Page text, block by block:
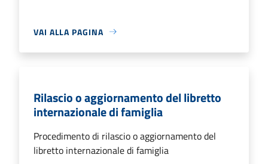
VAI ALLA PAGINA
Rilascio o aggiornamento del libretto
internazionale di famiglia
Procedimento di rilascio o aggiornamento del
libretto internazionale di famiglia